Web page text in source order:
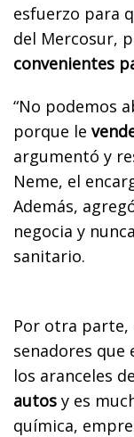
esfuerzo para
del Mercosur,
convenientes
“No podemos
porque le
argumentó y
Neme, el
Además,
negocia y
sanitario.
Por otra parte,
senadores
los aranceles
autos y es
química,